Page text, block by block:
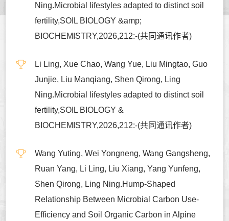
Ning.Microbial lifestyles adapted to distinct soil
fertility,SOIL BIOLOGY &amp;
BIOCHEMISTRY,2026,212:-(共同通讯作者)
Li Ling, Xue Chao, Wang Yue, Liu Mingtao, Guo
Junjie, Liu Manqiang, Shen Qirong, Ling
Ning.Microbial lifestyles adapted to distinct soil
fertility,SOIL BIOLOGY &
BIOCHEMISTRY,2026,212:-(共同通讯作者)
Wang Yuting, Wei Yongneng, Wang Gangsheng,
Ruan Yang, Li Ling, Liu Xiang, Yang Yunfeng,
Shen Qirong, Ling Ning.Hump-Shaped
Relationship Between Microbial Carbon Use-
Efficiency and Soil Organic Carbon in Alpine